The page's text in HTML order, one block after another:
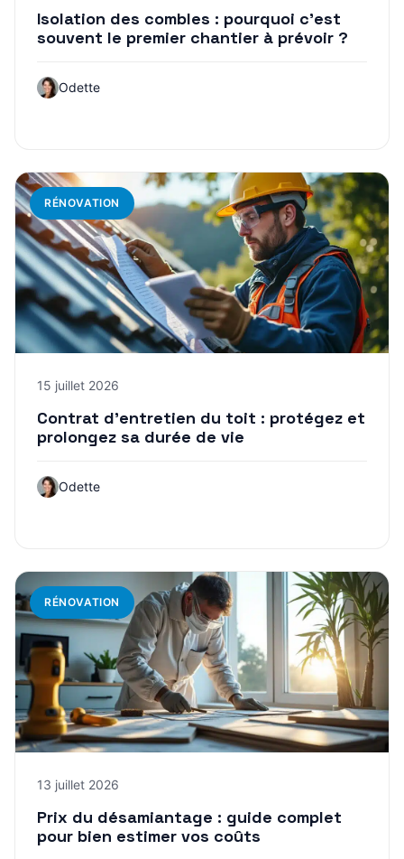
Isolation des combles : pourquoi c’est
souvent le premier chantier à prévoir ?
Odette
RÉNOVATION
15 juillet 2026
Contrat d’entretien du toit : protégez et
prolongez sa durée de vie
Odette
RÉNOVATION
13 juillet 2026
Prix du désamiantage : guide complet
pour bien estimer vos coûts